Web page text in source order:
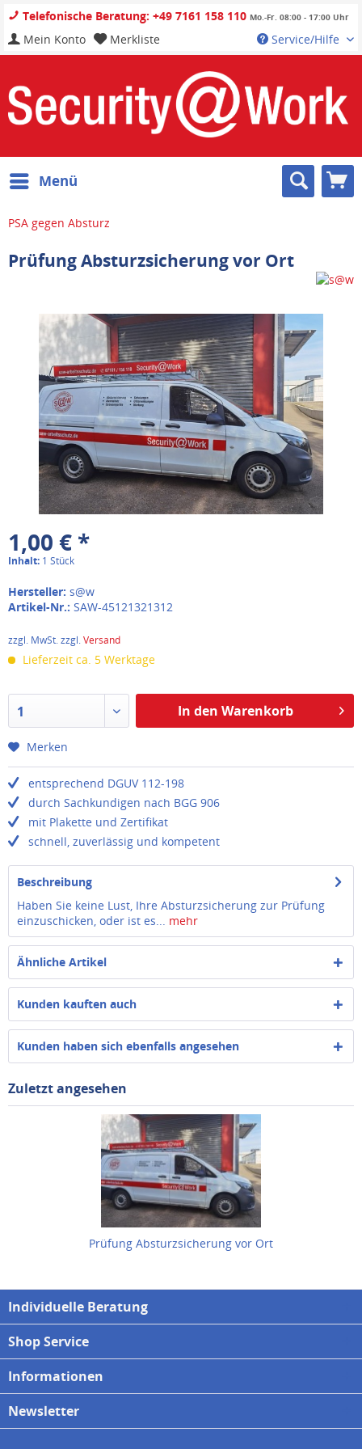
Telefonische Beratung: +49 7161 158 110 Mo.-Fr. 08:00 - 17:00 Uhr
Service/Hilfe
Mein Konto Merkliste
Menü
PSA gegen Absturz
Prüfung Absturzsicherung vor Ort
1,00 € *
Inhalt: 1 Stück
Hersteller: s@w
Artikel-Nr.: SAW-45121321312
zzgl. MwSt. zzgl.Versand
Lieferzeit ca. 5 Werktage
1 In den Warenkorb
Merken
entsprechend DGUV 112-198
durch Sachkundigen nach BGG 906
mit Plakette und Zertifikat
schnell, zuverlässig und kompetent
Beschreibung
Haben Sie keine Lust, Ihre Absturzsicherung zur Prüfung
einzuschicken, oder ist es... mehr
Ähnliche Artikel
Kunden kauften auch
Kunden haben sich ebenfalls angesehen
Zuletzt angesehen
Prüfung Absturzsicherung vor Ort
Individuelle Beratung
Shop Service
Informationen
Newsletter